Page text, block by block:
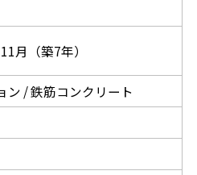
月（築7年）
ン / 鉄筋コンクリート